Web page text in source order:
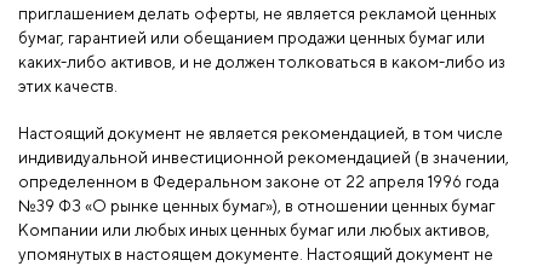
приглашением делать оферты, не является рекламой ценных
бумаг, гарантией или обещанием продажи ценных бумаг или
каких-либо активов, и не должен толковаться в каком-либо из
этих качеств.
Настоящий документ не является рекомендацией, в том числе
индивидуальной инвестиционной рекомендацией (в значении,
определенном в Федеральном законе от 22 апреля 1996 года
№39 ФЗ «О рынке ценных бумаг»), в отношении ценных бумаг
Компании или любых иных ценных бумаг или любых активов,
упомянутых в настоящем документе. Настоящий документ не